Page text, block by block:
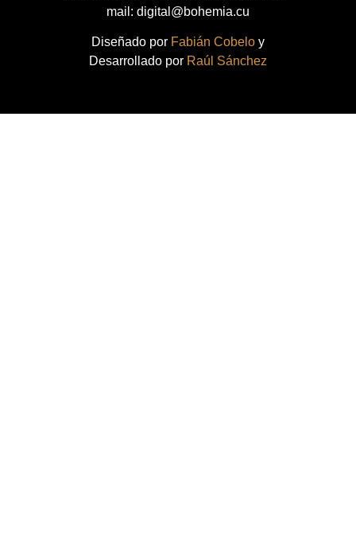
mail: digital@bohemia.cu
Diseñado por Fabián Cobelo y
Desarrollado por Raúl Sánchez